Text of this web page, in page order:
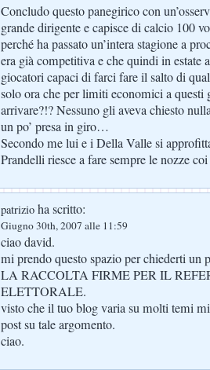
Concludo questo panegirico con
grande dirigente e capisce di calcio 100
perché ha passato un’intera stagione a
era già competitiva e che quindi in estate
giocatori capaci di farci fare il salto di
solo ora che per limiti economici a
arrivare?!? Nessuno gli aveva chiesto
un po’ presa in giro…
Secondo me lui e i Della Valle si
Prandelli riesce a fare sempre le nozze
patrizio ha scritto:
Giugno 30th, 2007 alle 11:59
ciao david.
mi prendo questo spazio per chiederti un
LA RACCOLTA FIRME PER IL
ELETTORALE.
visto che il tuo blog varia su molti temi
post su tale argomento.
ciao.